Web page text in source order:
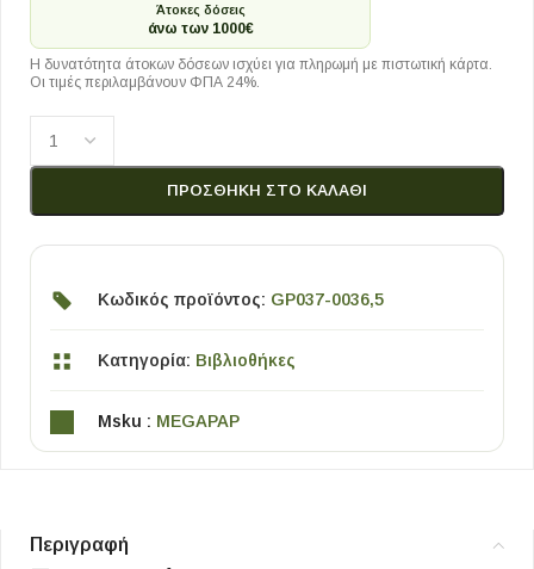
Άτοκες δόσεις
άνω των 1000€
Η δυνατότητα άτοκων δόσεων ισχύει για πληρωμή με πιστωτική κάρτα.
Οι τιμές περιλαμβάνουν ΦΠΑ 24%.
ΠΡΟΣΘΉΚΗ ΣΤΟ ΚΑΛΆΘΙ
Κωδικός προϊόντος: GP037-0036,5
Κατηγορία: Βιβλιοθήκες
Msku : MEGAPAP
Περιγραφή